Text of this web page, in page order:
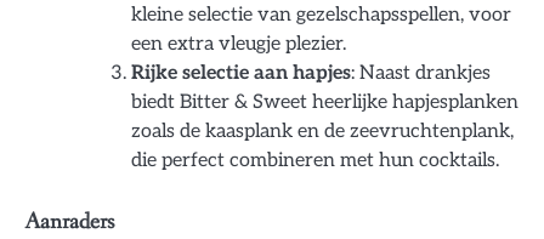
kleine selectie van gezelschapsspellen, voor
een extra vleugje plezier.
Rijke selectie aan hapjes: Naast drankjes
biedt Bitter & Sweet heerlijke hapjesplanken
zoals de kaasplank en de zeevruchtenplank,
die perfect combineren met hun cocktails.
Aanraders